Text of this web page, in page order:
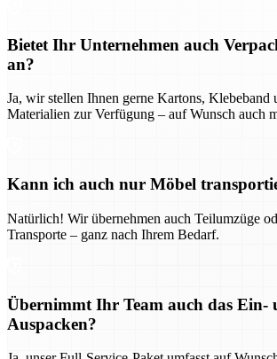
Bietet Ihr Unternehmen auch
an?
Ja, wir stellen Ihnen gerne Kartons, Klebeband
Materialien zur Verfügung – auf Wunsch auch
Kann ich auch nur Möbel
Natürlich! Wir übernehmen auch Teilumzüge
Transporte – ganz nach Ihrem Bedarf.
Übernimmt Ihr Team auch das Ein-
Auspacken?